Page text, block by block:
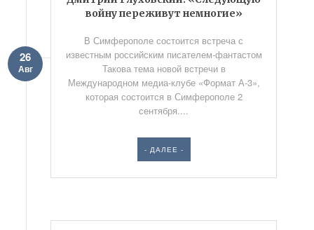
войну переживут немногие»
26
Авг
В Симферополе состоится встреча с
известным российским писателем-фантастом
Такова тема новой встречи в
Международном медиа-клубе «Формат А-3»,
которая состоится в Симферополе 2
сентября....
- ДАЛЕЕ -